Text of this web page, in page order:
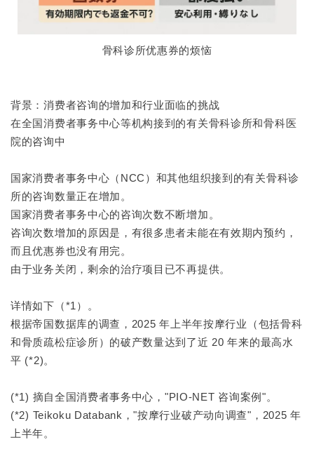
骨科诊所优惠券的烦恼
背景：消费者咨询的增加和行业面临的挑战
在全国消费者事务中心等机构接到的有关骨科诊所和骨科医
院的咨询中
国家消费者事务中心（NCC）和其他组织接到的有关骨科诊
所的咨询数量正在增加。
国家消费者事务中心的咨询次数不断增加。
咨询次数增加的原因是，有很多患者未能在有效期内预约，
而且优惠券也没有用完。
由于业务关闭，剩余的治疗项目已不再提供。
详情如下（*1）。
根据帝国数据库的调查，2025 年上半年按摩行业（包括骨科
和骨质疏松症诊所）的破产数量达到了近 20 年来的最高水
平 (*2)。
(*1) 摘自全国消费者事务中心，"PIO-NET 咨询案例"。
(*2) Teikoku Databank，"按摩行业破产动向调查"，2025 年
上半年。